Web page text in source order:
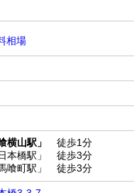
相場
横山駅」
徒歩1分
本橋駅」 徒歩3分
喰町駅」 徒歩3分